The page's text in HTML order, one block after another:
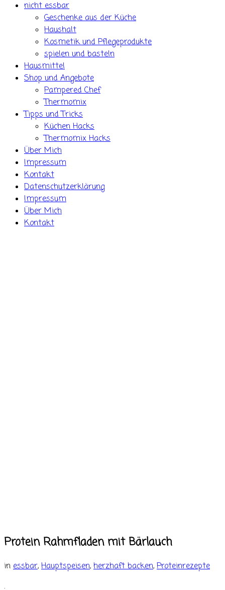
nicht essbar
Geschenke aus der Küche
Haushalt
Kosmetik und Pflegeprodukte
spielen und basteln
Hausmittel
Shop und Angebote
Pampered Chef
Thermomix
Tipps und Tricks
Küchen Hacks
Thermomix Hacks
Über Mich
Impressum
Kontakt
Datenschutzerklärung
Impressum
Über Mich
Kontakt
Protein Rahmfladen mit Bärlauch
in essbar, Hauptspeisen, herzhaft backen, Proteinrezepte
.